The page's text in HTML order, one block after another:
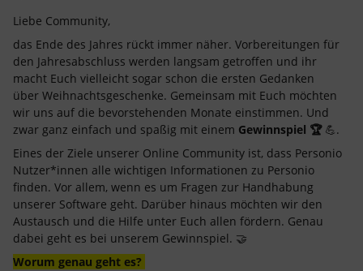
Liebe Community,
das Ende des Jahres rückt immer näher. Vorbereitungen für
den Jahresabschluss werden langsam getroffen und ihr
macht Euch vielleicht sogar schon die ersten Gedanken
über Weihnachtsgeschenke. Gemeinsam mit Euch möchten
wir uns auf die bevorstehenden Monate einstimmen. Und
zwar ganz einfach und spaßig mit einem Gewinnspiel 🏆 💪.
Eines der Ziele unserer Online Community ist, dass Personio
Nutzer*innen alle wichtigen Informationen zu Personio
finden. Vor allem, wenn es um Fragen zur Handhabung
unserer Software geht. Darüber hinaus möchten wir den
Austausch und die Hilfe unter Euch allen fördern. Genau
dabei geht es bei unserem Gewinnspiel. 🤝
Worum genau geht es?